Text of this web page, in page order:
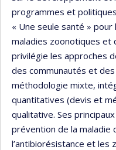
programmes et
« Une seule santé »
maladies zoonotiques et
privilégie les approches
des communautés et
méthodologie mixte,
quantitatives (devis et
qualitative. Ses
prévention de la maladie
l’antibiorésistance et les